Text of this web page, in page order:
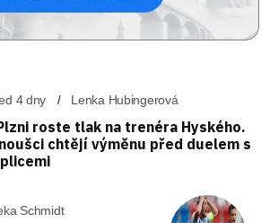
4 dny Lenka Hubingerová
roste tlak na trenéra Hyského.
chtějí výměnu před duelem s
Schmidt